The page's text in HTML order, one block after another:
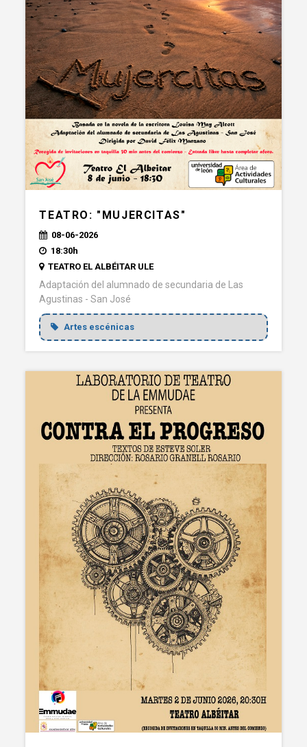
TEATRO: "MUJERCITAS"
08-06-2026
18:30h
TEATRO EL ALBÉITAR ULE
Adaptación del alumnado de secundaria de Las
Agustinas - San José
Artes escénicas